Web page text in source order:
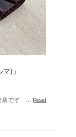
)」
店です … Read